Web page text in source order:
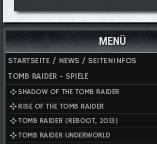
MENÜ
STARTSEITE / NEWS / SEITENINFOS
TOMB RAIDER - SPIELE
SHADOW OF THE TOMB RAIDER
RISE OF THE TOMB RAIDER
TOMB RAIDER (REBOOT, 2013)
TOMB RAIDER UNDERWORLD